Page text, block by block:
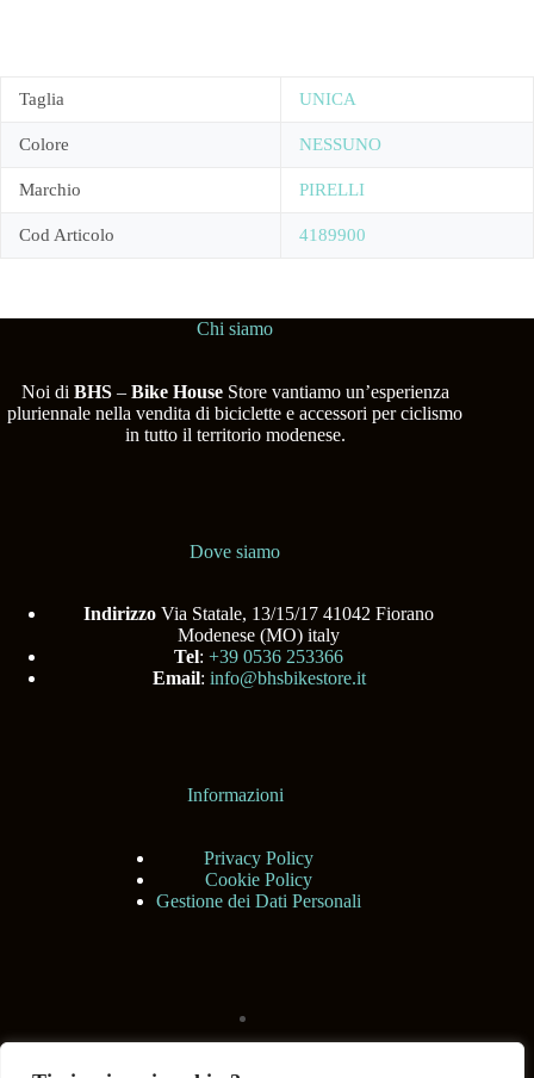
Taglia UNICA
Colore NESSUNO
Marchio PIRELLI
Cod Articolo 4189900
Chi siamo
Noi di BHS– Bike HouseStore vantiamo un’esperienza
pluriennale nella vendita di biciclette e accessori per ciclismo
in tutto il territorio modenese.
Dove siamo
Indirizzo Via Statale, 13/15/17 41042 Fiorano
Modenese (MO) italy
Tel:+39 0536 253366
Email: info@bhsbikestore.it
Informazioni
Privacy Policy
Cookie Policy
Gestione dei Dati Personali